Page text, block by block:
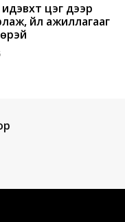
идэвхт цэг дээр
үйл ажиллагааг